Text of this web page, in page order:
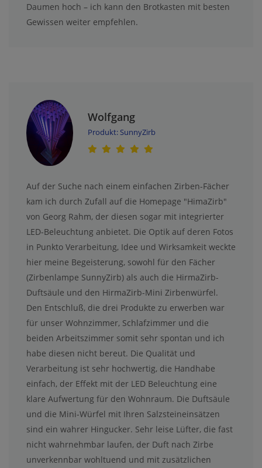
Daumen hoch – ich kann den Brotkasten mit besten
Gewissen weiter empfehlen.
Wolfgang
Produkt: SunnyZirb
Auf der Suche nach einem einfachen Zirben-Fächer
kam ich durch Zufall auf die Homepage "HimaZirb"
von Georg Rahm, der diesen sogar mit integrierter
LED-Beleuchtung anbietet. Die Optik auf deren Fotos
in Punkto Verarbeitung, Idee und Wirksamkeit weckte
hier meine Begeisterung, sowohl für den Fächer
(Zirbenlampe SunnyZirb) als auch die HirmaZirb-
Duftsäule und den HirmaZirb-Mini Zirbenwürfel.
Den Entschluß, die drei Produkte zu erwerben war
für unser Wohnzimmer, Schlafzimmer und die
beiden Arbeitszimmer somit sehr spontan und ich
habe diesen nicht bereut. Die Qualität und
Verarbeitung ist sehr hochwertig, die Handhabe
einfach, der Effekt mit der LED Beleuchtung eine
klare Aufwertung für den Wohnraum. Die Duftsäule
und die Mini-Würfel mit Ihren Salzsteineinsätzen
sind ein wahrer Hingucker. Sehr leise Lüfter, die fast
nicht wahrnehmbar laufen, der Duft nach Zirbe
unverkennbar wohltuend und mit zusätzlichen